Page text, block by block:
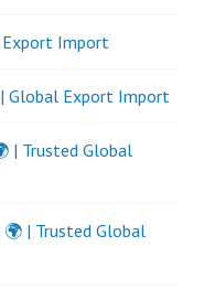
Export Import
| Global Export Import
| Trusted Global
🌍 | Trusted Global